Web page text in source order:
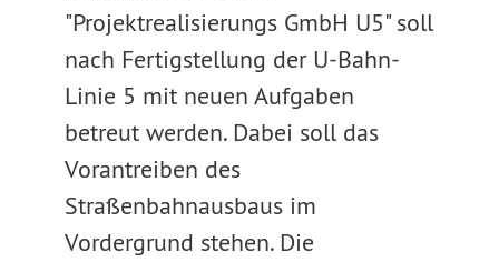
"Projektrealisierungs GmbH U5" soll
nach Fertigstellung der U-Bahn-
Linie 5 mit neuen Aufgaben
betreut werden. Dabei soll das
Vorantreiben des
Straßenbahnausbaus im
Vordergrund stehen. Die